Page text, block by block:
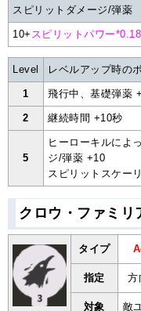
スピリットダメージ/弾薬
10+ スピリットパワー*0.18
Level レベルアップ時の
1 飛行中、基礎弾薬
2 継続時間 +10秒
5
ヒーローキルによ
ジ/弾薬 +10
スピリットスケー
クロウ・ファミリ
タイプ
指定 方
対象 敵